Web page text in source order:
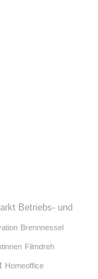
Betriebs- und
Brennnessel
Filmdreh
Homeoffice